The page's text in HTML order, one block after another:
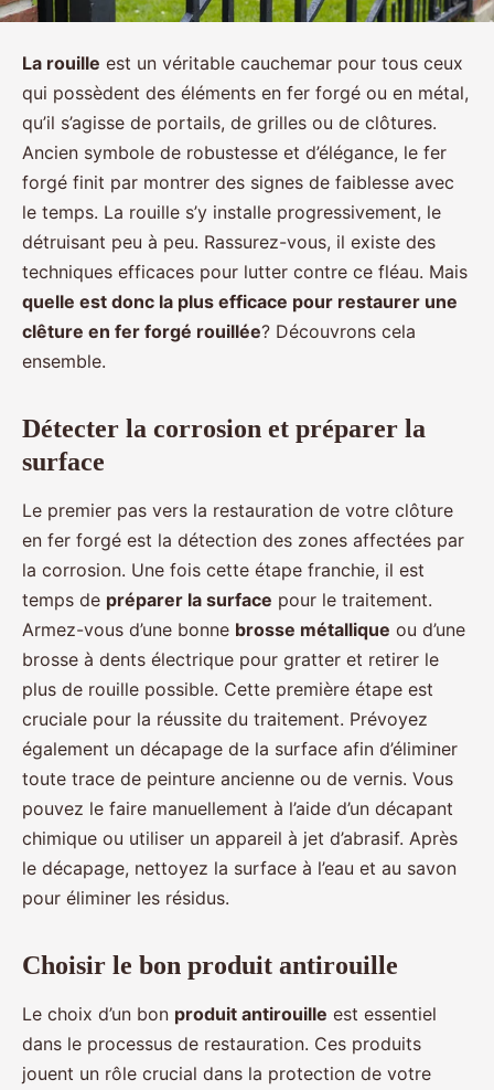
La rouille est un véritable cauchemar pour tous ceux
qui possèdent des éléments en fer forgé ou en métal,
qu’il s’agisse de portails, de grilles ou de clôtures.
Ancien symbole de robustesse et d’élégance, le fer
forgé finit par montrer des signes de faiblesse avec
le temps. La rouille s’y installe progressivement, le
détruisant peu à peu. Rassurez-vous, il existe des
techniques efficaces pour lutter contre ce fléau. Mais
quelle est donc la plus efficace pour restaurer une
clêture en fer forgé rouillée? Découvrons cela
ensemble.
Détecter la corrosion et préparer la
surface
Le premier pas vers la restauration de votre clôture
en fer forgé est la détection des zones affectées par
la corrosion. Une fois cette étape franchie, il est
temps de préparer la surface pour le traitement.
Armez-vous d’une bonne brosse métallique ou d’une
brosse à dents électrique pour gratter et retirer le
plus de rouille possible. Cette première étape est
cruciale pour la réussite du traitement. Prévoyez
également un décapage de la surface afin d’éliminer
toute trace de peinture ancienne ou de vernis. Vous
pouvez le faire manuellement à l’aide d’un décapant
chimique ou utiliser un appareil à jet d’abrasif. Après
le décapage, nettoyez la surface à l’eau et au savon
pour éliminer les résidus.
Choisir le bon produit antirouille
Le choix d’un bon produit antirouille est essentiel
dans le processus de restauration. Ces produits
jouent un rôle crucial dans la protection de votre